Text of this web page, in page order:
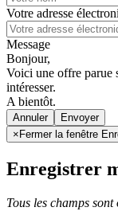
Votre adresse
Message
Bonjour,
Voici une offre parue
intéresser.
A bientôt.
Annuler
× Fermer la fenêtre
Enregistrer
Tous les champs